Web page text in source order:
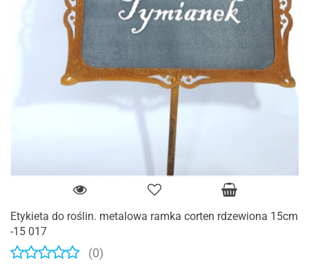
Etykieta do roślin. metalowa ramka corten rdzewiona 15cm
-15 017
(0)